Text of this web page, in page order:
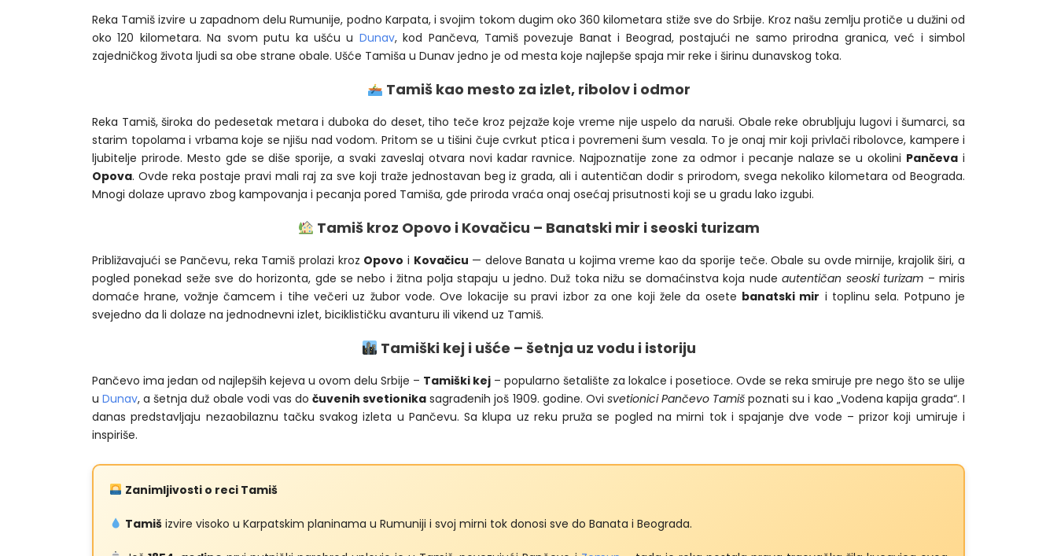
Reka Tamiš izvire u zapadnom delu Rumunije, podno Karpata, i svojim tokom dugim oko 360 kilometara stiže sve do Srbije. Kroz našu zemlju protiče u dužini od
oko 120 kilometara. Na svom putu ka ušću u Dunav, kod Pančeva, Tamiš povezuje Banat i Beograd, postajući ne samo prirodna granica, već i simbol
zajedničkog života ljudi sa obe strane obale. Ušće Tamiša u Dunav jedno je od mesta koje najlepše spaja mir reke i širinu dunavskog toka.
Tamiš kao mesto za izlet, ribolov i odmor
Reka Tamiš, široka do pedesetak metara i duboka do deset, tiho teče kroz pejzaže koje vreme nije uspelo da naruši. Obale reke obrubljuju lugovi i šumarci, sa
starim topolama i vrbama koje se njišu nad vodom. Pritom se u tišini čuje cvrkut ptica i povremeni šum vesala. To je onaj mir koji privlači ribolovce, kampere i
ljubitelje prirode. Mesto gde se diše sporije, a svaki zaveslaj otvara novi kadar ravnice. Najpoznatije zone za odmor i pecanje nalaze se u okolini Pančeva i
Opova. Ovde reka postaje pravi mali raj za sve koji traže jednostavan beg iz grada, ali i autentičan dodir s prirodom, svega nekoliko kilometara od Beograda.
Mnogi dolaze upravo zbog kampovanja i pecanja pored Tamiša, gde priroda vraća onaj osećaj prisutnosti koji se u gradu lako izgubi.
Tamiš kroz Opovo i Kovačicu – Banatski mir i seoski turizam
Približavajući se Pančevu, reka Tamiš prolazi kroz Opovo i Kovačicu — delove Banata u kojima vreme kao da sporije teče. Obale su ovde mirnije, krajolik širi, a
pogled ponekad seže sve do horizonta, gde se nebo i žitna polja stapaju u jedno. Duž toka nižu se domaćinstva koja nudeautentičan seoski turizam – miris
domaće hrane, vožnje čamcem i tihe večeri uz žubor vode. Ove lokacije su pravi izbor za one koji žele da osete banatski mir i toplinu sela. Potpuno je
svejedno da li dolaze na jednodnevni izlet, biciklističku avanturu ili vikend uz Tamiš.
Tamiški kej i ušće – šetnja uz vodu i istoriju
Pančevo ima jedan od najlepših kejeva u ovom delu Srbije – Tamiški kej – popularno šetalište za lokalce i posetioce. Ovde se reka smiruje pre nego što se ulije
uDunav, a šetnja duž obale vodi vas dočuvenih svetionika sagrađenih još 1909. godine. Ovi svetionici Pančevo Tamiš poznati su i kao „Vodena kapija grada“. I
danas predstavljaju nezaobilaznu tačku svakog izleta u Pančevu. Sa klupa uz reku pruža se pogled na mirni tok i spajanje dve vode – prizor koji umiruje i
inspiriše.
Zanimljivosti o reci Tamiš
Tamišizvire visoko u Karpatskim planinama u Rumuniji i svoj mirni tok donosi sve do Banata i Beograda.